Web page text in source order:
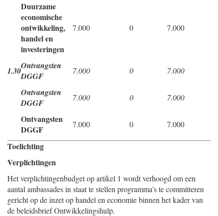
Duurzame
economische
ontwikkeling,
handel en
investeringen
7.000 0 7.000
1.30Ontvangsten
DGGF
7.000 0 7.000
Ontvangsten
DGGF
7.000 0 7.000
Ontvangsten
DGGF
7.000 0 7.000
Toelichting
Verplichtingen
Het verplichtingenbudget op artikel 1 wordt verhoogd om een
aantal ambassades in staat te stellen programma's te committeren
gericht op de inzet op handel en economie binnen het kader van
de beleidsbrief Ontwikkelingshulp.